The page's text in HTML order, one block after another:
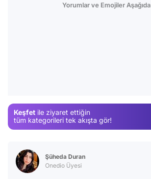
Yorumlar ve Emojiler Aşağıda
Keşfet ile ziyaret ettiğin
tüm kategorileri tek akışta gör!
Şüheda Duran
Onedio Üyesi